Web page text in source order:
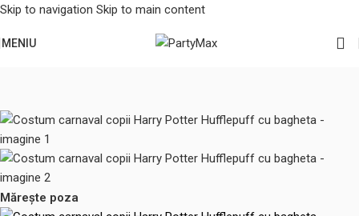
Skip to navigation Skip to main content
MENIU
Mărește poza